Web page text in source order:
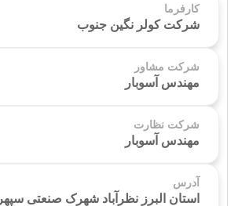
کارفرما
شرکت کولر نگین جنوب
شرکت مشاور
مهندس آسوبار
شرکت نظارت
مهندس آسوبار
آدرس
استان البرز نظرآباد شهرک صنعتی سپهر